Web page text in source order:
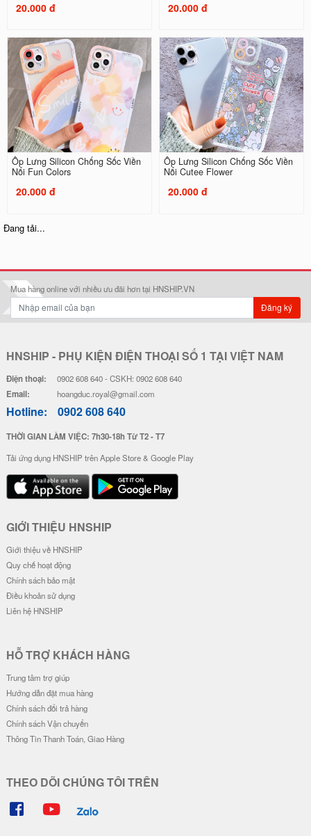
20.000 đ 20.000 đ
Ốp Lưng Silicon Chống Sốc Viền
Nổi Fun Colors
20.000 đ
Ốp Lưng Silicon Chống Sốc Viền
Nổi Cutee Flower
20.000 đ
Nổi - Hình Nổi Happy Day
28.000 đ
Ốp Lưng Silicon Chống Sốc Viền
Nổi Pokemon x Doremon
20.000 đ
Ốp Lưng Silicon Chống Sốc Viền
20.000 đ
Ốp Lưng Silicon Chống Sốc Viền
Nổi - Hình Nổi Blue Bear
23.000 đ